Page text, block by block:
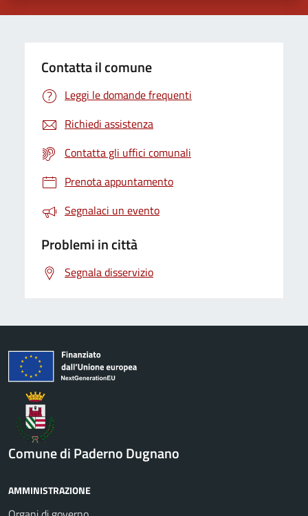
Contatta il comune
Leggi le domande frequenti
Richiedi assistenza
Contatta gli uffici comunali
Prenota appuntamento
Segnalaci un evento
Problemi in città
Segnala disservizio
Comune di Paderno Dugnano
AMMINISTRAZIONE